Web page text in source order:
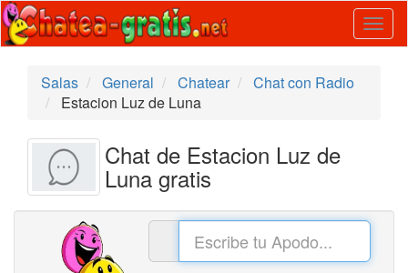
Salas
General Chatear
Chat con Radio
Estacion Luz de Luna
Chat de Estacion Luz de
Luna gratis